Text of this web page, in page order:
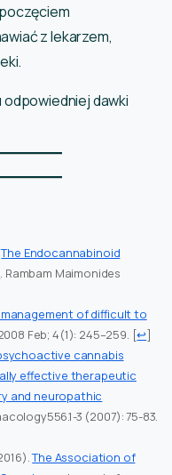
z lekarzem,
dawki
The Endocannabinoid
. Rambam Maimonides
of difficult to
Feb; 4(1): 245–259. [↩]
cannabis
effective therapeutic
and neuropathic
3 (2007): 75-83.
The Association of